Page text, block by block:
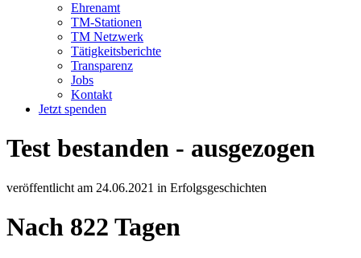
Ehrenamt
TM-Stationen
TM Netzwerk
Tätigkeitsberichte
Transparenz
Jobs
Kontakt
Jetzt spenden
Test bestanden - ausgezogen
veröffentlicht am 24.06.2021 in Erfolgsgeschichten
Nach 822 Tagen